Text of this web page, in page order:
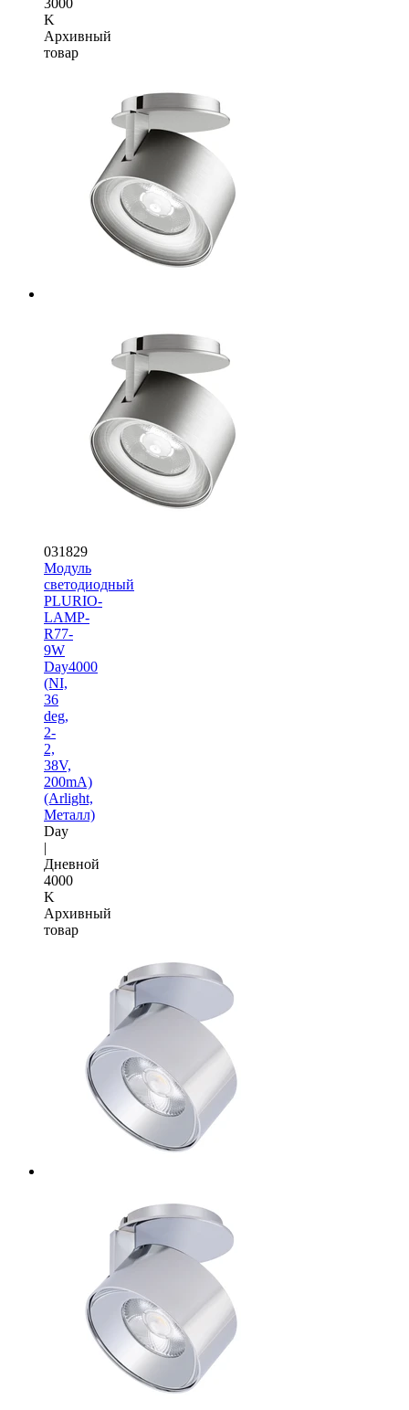
K
Архивный
товар
031829
Модуль
светодиодный
PLURIO-
LAMP-
R77-
9W
Day4000
(NI,
36
deg,
2-
2,
38V,
200mA)
(Arlight,
Металл)
Day
|
Дневной
4000
K
Архивный
товар